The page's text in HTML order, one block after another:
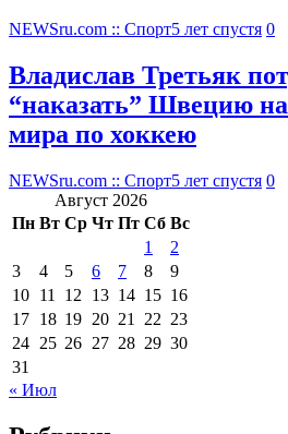
NEWSru.com :: Спорт5 лет спустя 0
Владислав Третьяк
“наказать” Швецию
мира по хоккею
NEWSru.com :: Спорт5 лет спустя 0
Август 2026
Пн Вт Ср Чт Пт Сб Вс
1
2
3
4 5 6 7 8
9
10 11 12 13 14 15 16
17 18 19 20 21 22 23
24 25 26 27 28 29 30
31
« Июл